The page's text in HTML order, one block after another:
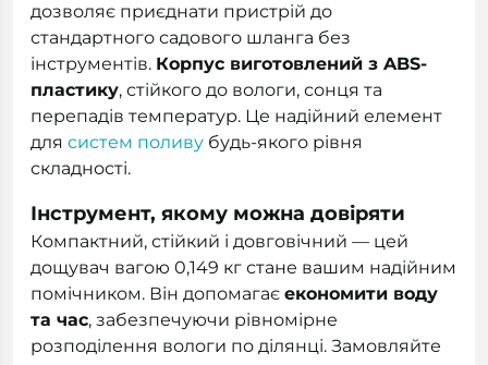
дозволяє приєднати пристрій до
стандартного садового шланга без
інструментів. Корпус виготовлений з ABS-
пластику, стійкого до вологи, сонця та
перепадів температур. Це надійний елемент
для систем поливу будь-якого рівня
складності.
Інструмент, якому можна довіряти
Компактний, стійкий і довговічний — цей
дощувач вагою 0,149 кг стане вашим надійним
помічником. Він допомагає економити воду
та час, забезпечуючи рівномірне
розподілення вологи по ділянці. Замовляйте